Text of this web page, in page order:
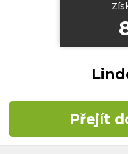
Časté dotazy
Kontakt
Přejít